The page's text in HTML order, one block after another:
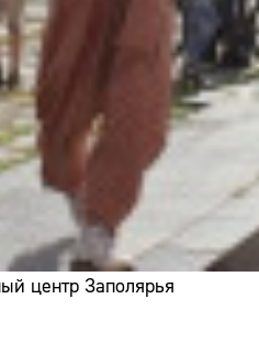
центр Заполярья